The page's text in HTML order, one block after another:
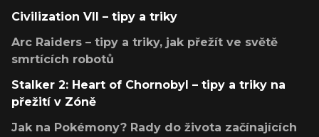
Civilization VII – tipy a triky
Arc Raiders – tipy a triky, jak přežít ve světě
smrtících robotů
Stalker 2: Heart of Chornobyl – tipy a triky na
přežití v Zóně
Jak na Pokémony? Rady do života začínajících